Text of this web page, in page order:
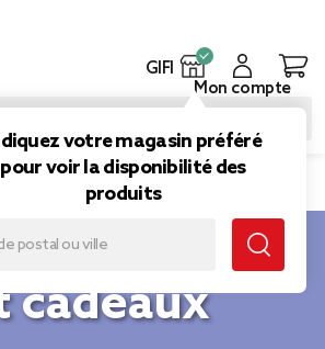
GIFI
votre magasin préféré
pour voir la disponibilité des
produits
Mon compte
cadeaux